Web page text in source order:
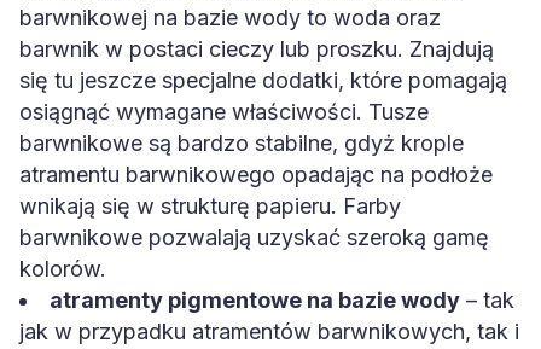
barwnikowej na bazie wody to woda oraz
barwnik w postaci cieczy lub proszku. Znajdują
się tu jeszcze specjalne dodatki, które pomagają
osiągnąć wymagane właściwości. Tusze
barwnikowe są bardzo stabilne, gdyż krople
atramentu barwnikowego opadając na podłoże
wnikają się w strukturę papieru. Farby
barwnikowe pozwalają uzyskać szeroką gamę
kolorów.
atramenty pigmentowe na bazie wody – tak
jak w przypadku atramentów barwnikowych, tak i